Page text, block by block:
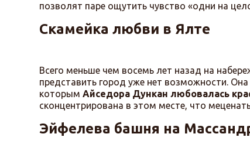
позволят паре ощутить чувство «одни на
Скамейка любви в Ялте
Всего меньше чем восемь лет назад на
представить город уже нет возможности.
которым Айседора Дункан любовалась
сконцентрирована в этом месте, что
Эйфелева башня на